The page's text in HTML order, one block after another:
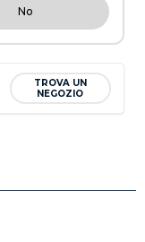
No
TROVA UN
NEGOZIO